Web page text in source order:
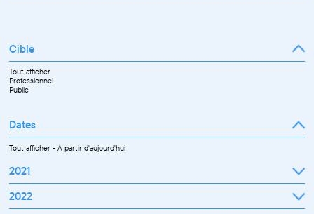
Cible
Tout afficher
Professionnel
Public
Dates
Tout afficher-À partir d'aujourd'hui
2021
Septembre
Octobre
2022